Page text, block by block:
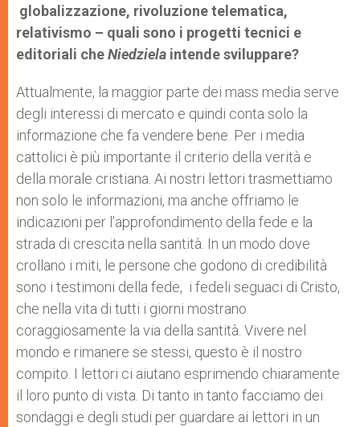
globalizzazione, rivoluzione telematica,
relativismo – quali sono i progetti tecnici e
editoriali cheNiedziela intende sviluppare?
Attualmente, la maggior parte dei mass media serve
degli interessi di mercato e quindi conta solo la
informazione che fa vendere bene. Per i media
cattolici è più importante il criterio della verità e
della morale cristiana. Ai nostri lettori trasmettiamo
non solo le informazioni, ma anche offriamo le
indicazioni per l’approfondimento della fede e la
strada di crescita nella santità. In un modo dove
crollano i miti, le persone che godono di credibilità
sono i testimoni della fede, i fedeli seguaci di Cristo,
che nella vita di tutti i giorni mostrano
coraggiosamente la via della santità. Vivere nel
mondo e rimanere se stessi, questo è il nostro
compito. I lettori ci aiutano esprimendo chiaramente
il loro punto di vista. Di tanto in tanto facciamo dei
sondaggi e degli studi per guardare ai lettori in un